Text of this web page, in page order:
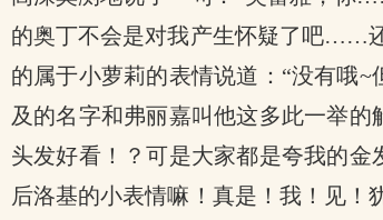
的奥丁不会是对我产生怀疑了吧……
的属于小萝莉的表情说道：“没有哦
及的名字和弗丽嘉叫他这多此一举
头发好看！？可是大家都是夸我的
后洛基的小表情嘛！真是！我！见